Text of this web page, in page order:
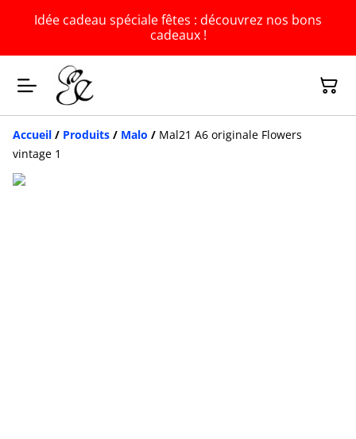
Idée cadeau spéciale fêtes : découvrez nos bons
cadeaux !
Accueil / Produits / Malo / Mal21 A6 originale Flowers
vintage 1